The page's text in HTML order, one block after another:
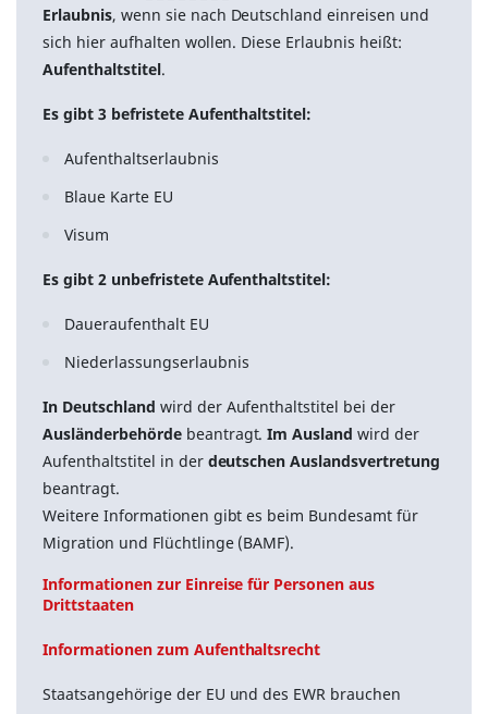
Erlaubnis, wenn sie nach Deutschland einreisen und
sich hier aufhalten wollen. Diese Erlaubnis heißt:
Aufenthaltstitel.
Es gibt 3 befristete Aufenthaltstitel:
Aufenthaltserlaubnis
Blaue Karte EU
Visum
Es gibt 2 unbefristete Aufenthaltstitel:
Daueraufenthalt EU
Niederlassungserlaubnis
In Deutschland wird der Aufenthaltstitel bei der
Ausländerbehörde beantragt.Im Auslandwird der
Aufenthaltstitel in der deutschen Auslandsvertretung
beantragt.
Weitere Informationen gibt es beim Bundesamt für
Migration und Flüchtlinge (BAMF).
Informationen zur Einreise für Personen aus
Drittstaaten
Informationen zum Aufenthaltsrecht
Staatsangehörige der EU und des EWR brauchen